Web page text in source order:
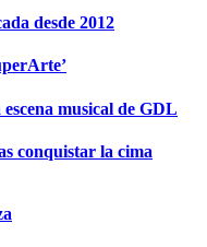
desde 2012
musical de GDL
conquistar la cima